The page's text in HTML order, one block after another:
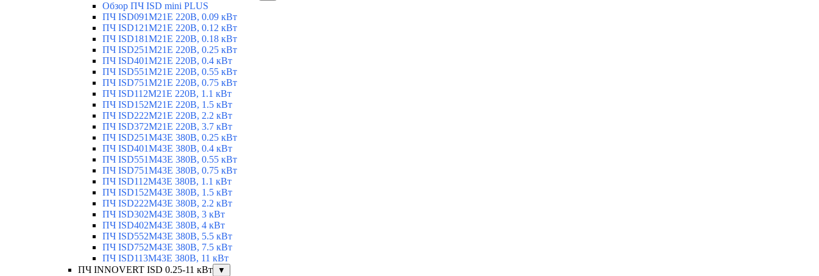
Обзор ПЧ ISD mini PLUS
ПЧ ISD091M21E 220В, 0.09 кВт
ПЧ ISD121M21E 220В, 0.12 кВт
ПЧ ISD181M21E 220В, 0.18 кВт
ПЧ ISD251M21E 220В, 0.25 кВт
ПЧ ISD401M21E 220В, 0.4 кВт
ПЧ ISD551M21E 220В, 0.55 кВт
ПЧ ISD751M21E 220В, 0.75 кВт
ПЧ ISD112M21E 220В, 1.1 кВт
ПЧ ISD152M21E 220В, 1.5 кВт
ПЧ ISD222M21E 220В, 2.2 кВт
ПЧ ISD372M21E 220В, 3.7 кВт
ПЧ ISD251M43E 380В, 0.25 кВт
ПЧ ISD401M43E 380В, 0.4 кВт
ПЧ ISD551M43E 380В, 0.55 кВт
ПЧ ISD751M43E 380В, 0.75 кВт
ПЧ ISD112M43E 380В, 1.1 кВт
ПЧ ISD152M43E 380В, 1.5 кВт
ПЧ ISD222M43E 380В, 2.2 кВт
ПЧ ISD302M43E 380В, 3 кВт
ПЧ ISD402M43E 380В, 4 кВт
ПЧ ISD552M43E 380В, 5.5 кВт
ПЧ ISD752M43E 380В, 7.5 кВт
ПЧ ISD113M43E 380В, 11 кВт
ПЧ INNOVERT ISD 0.25-11 кВт
▼